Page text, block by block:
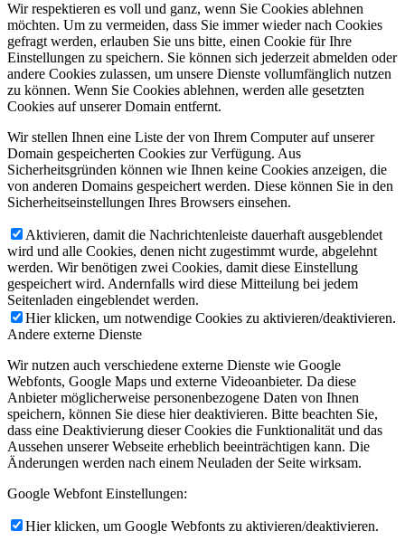
Wir respektieren es voll und ganz, wenn Sie Cookies ablehnen
möchten. Um zu vermeiden, dass Sie immer wieder nach Cookies
gefragt werden, erlauben Sie uns bitte, einen Cookie für Ihre
Einstellungen zu speichern. Sie können sich jederzeit abmelden oder
andere Cookies zulassen, um unsere Dienste vollumfänglich nutzen
zu können. Wenn Sie Cookies ablehnen, werden alle gesetzten
Cookies auf unserer Domain entfernt.
Wir stellen Ihnen eine Liste der von Ihrem Computer auf unserer
Domain gespeicherten Cookies zur Verfügung. Aus
Sicherheitsgründen können wie Ihnen keine Cookies anzeigen, die
von anderen Domains gespeichert werden. Diese können Sie in den
Sicherheitseinstellungen Ihres Browsers einsehen.
Aktivieren, damit die Nachrichtenleiste dauerhaft ausgeblendet
wird und alle Cookies, denen nicht zugestimmt wurde, abgelehnt
werden. Wir benötigen zwei Cookies, damit diese Einstellung
gespeichert wird. Andernfalls wird diese Mitteilung bei jedem
Seitenladen eingeblendet werden.
Hier klicken, um notwendige Cookies zu aktivieren/deaktivieren.
Andere externe Dienste
Wir nutzen auch verschiedene externe Dienste wie Google
Webfonts, Google Maps und externe Videoanbieter. Da diese
Anbieter möglicherweise personenbezogene Daten von Ihnen
speichern, können Sie diese hier deaktivieren. Bitte beachten Sie,
dass eine Deaktivierung dieser Cookies die Funktionalität und das
Aussehen unserer Webseite erheblich beeinträchtigen kann. Die
Änderungen werden nach einem Neuladen der Seite wirksam.
Google Webfont Einstellungen:
Hier klicken, um Google Webfonts zu aktivieren/deaktivieren.